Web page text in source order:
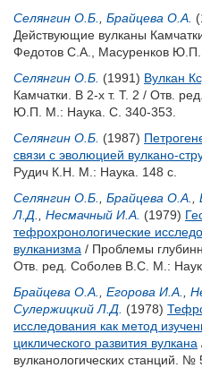
Селянгин О.Б.
Брайцева О.А.
Действующие вулканы
Федотов С.А.
Масуренков Ю.П.
Селянгин О.Б. (1991) Вулкан
Камчатки. В 2-х т. Т. 2 / Отв. ред.
Ю.П.
М.: Наука. С. 340-353.
Селянгин О.Б. (1987)
связи с эволюцией вулкано-
Рудич К.Н.
М.: Наука. 148 с.
Селянгин О.Б.
Брайцева О.А.
Л.Д.
Несмачный И.А. (1979)
тефрохронологические
вулканизма / Проблемы
Отв. ред. Соболев B.C. М.:
Брайцева О.А.
Егорова И.А.
Сулержицкий Л.Д. (1978)
исследования как метод
циклического развития вулкана
вулканологических станций. №